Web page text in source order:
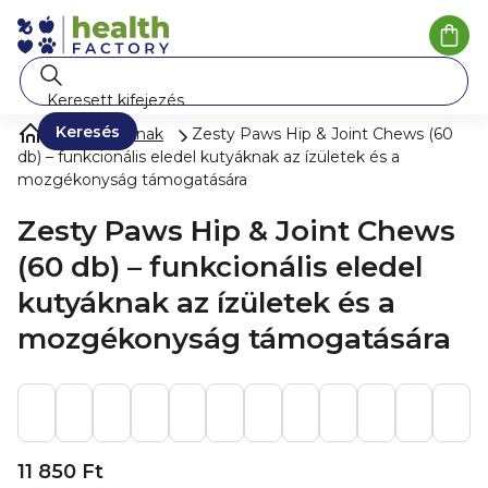
tartalomhoz
Keresés
Kisállatoknak
Zesty Paws Hip & Joint Chews (60
db) – funkcionális eledel kutyáknak az ízületek és a
mozgékonyság támogatására
Zesty Paws Hip & Joint Chews
(60 db) – funkcionális eledel
kutyáknak az ízületek és a
mozgékonyság támogatására
11 850 Ft